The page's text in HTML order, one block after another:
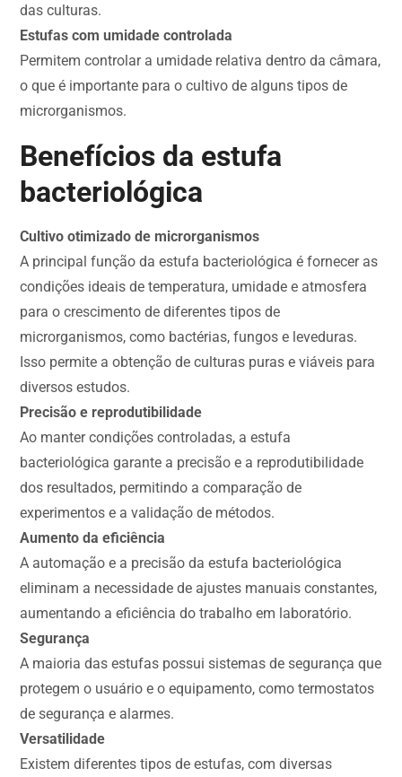
das culturas.
Estufas com umidade controlada
Permitem controlar a umidade relativa dentro da câmara,
o que é importante para o cultivo de alguns tipos de
microrganismos.
Benefícios da estufa
bacteriológica
Cultivo otimizado de microrganismos
A principal função da estufa bacteriológica é fornecer as
condições ideais de temperatura, umidade e atmosfera
para o crescimento de diferentes tipos de
microrganismos, como bactérias, fungos e leveduras.
Isso permite a obtenção de culturas puras e viáveis para
diversos estudos.
Precisão e reprodutibilidade
Ao manter condições controladas, a estufa
bacteriológica garante a precisão e a reprodutibilidade
dos resultados, permitindo a comparação de
experimentos e a validação de métodos.
Aumento da eficiência
A automação e a precisão da estufa bacteriológica
eliminam a necessidade de ajustes manuais constantes,
aumentando a eficiência do trabalho em laboratório.
Segurança
A maioria das estufas possui sistemas de segurança que
protegem o usuário e o equipamento, como termostatos
de segurança e alarmes.
Versatilidade
Existem diferentes tipos de estufas, com diversas